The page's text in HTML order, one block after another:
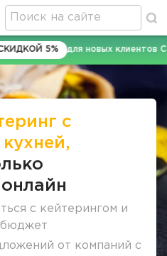
в Москве
для новых клиентов CaterMe по
с
с кейтерингом и
бюджет
от компаний с